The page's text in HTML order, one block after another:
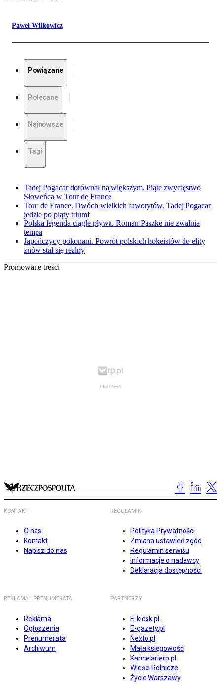
Paweł Wilkowicz
Powiązane
Polecane
Najnowsze
Tagi
Tadej Pogacar dorównał największym. Piąte zwycięstwo
Słoweńca w Tour de France
Tour de France. Dwóch wielkich faworytów. Tadej Pogacar
jedzie po piąty triumf
Polska legenda ciągle pływa. Roman Paszke nie zwalnia
tempa
Japończycy pokonani. Powrót polskich hokeistów do elity
znów stał się realny
Promowane treści
KONTAKT
O nas
Kontakt
Napisz do nas
REGULAMIN
Polityka Prywatności
Zmiana ustawień zgód
Regulamin serwisu
Informacje o nadawcy
Deklaracja dostępności
REKLAMA I PRENUMERATA
Reklama
Ogłoszenia
Prenumerata
Archiwum
PARTNERZY
E-kiosk.pl
E-gazety.pl
Nexto.pl
Mała księgowość
Kancelarierp.pl
Wieści Rolnicze
Życie Warszawy